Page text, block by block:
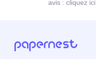
avis : cliquez ici